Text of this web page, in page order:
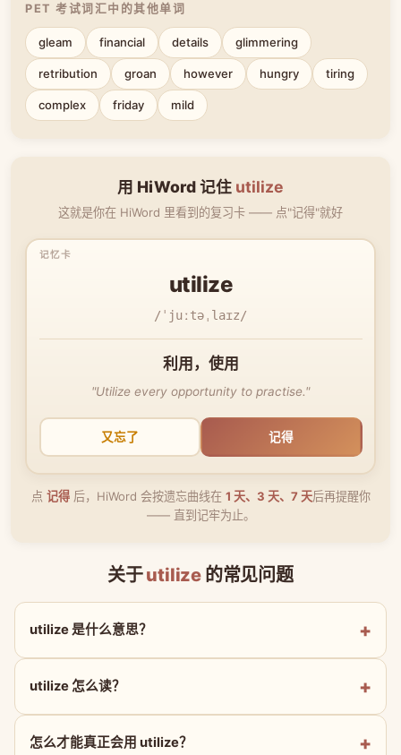
PET 考试词汇中的其他单词
gleam financial details glimmering
retribution groan however hungry tiring
complex friday mild
用 HiWord 记住 utilize
这就是你在 HiWord 里看到的复习卡 —— 点"记得"就好
utilize
/ˈjuːtəˌlaɪz/
利用，使用
"Utilize every opportunity to practise."
又忘了 记得
点 记得后，HiWord 会按遗忘曲线在 1 天、3 天、7 天后再提醒你
—— 直到记牢为止。
关于utilize 的常见问题
utilize 是什么意思？
utilize 怎么读？
怎么才能真正会用 utilize？